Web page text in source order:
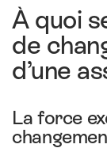
À quoi
de
d’une
La force